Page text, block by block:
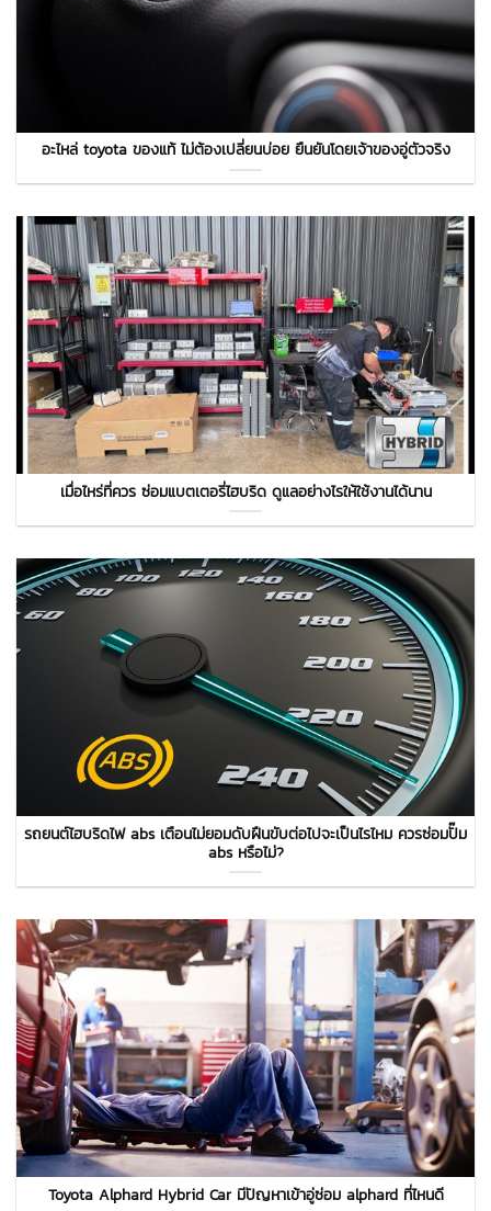
อะไหล่ toyota ของแท้ ไม่ต้องเปลี่ยนบ่อย ยืนยันโดยเจ้าของอู่ตัวจริง
เมื่อไหร่ที่ควร ซ่อมแบตเตอรี่ไฮบริด ดูแลอย่างไรให้ใช้งานได้นาน
รถยนต์ไฮบริดไฟ abs เตือนไม่ยอมดับฝืนขับต่อไปจะเป็นไรไหม ควรซ่อมปั๊ม
abs หรือไม่?
Toyota Alphard Hybrid Car มีปัญหาเข้าอู่ซ่อม alphard ที่ไหนดี